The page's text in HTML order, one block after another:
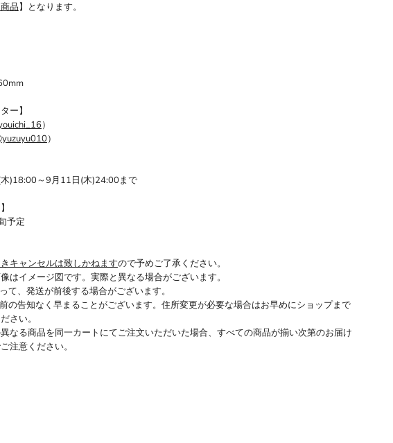
品】となります。
ー】
）
）
)18:00～9月11日(木)24:00まで
予定
キャンセルは致しかねますので予めご了承ください。
はイメージ図です。実際と異なる場合がございます。
て、発送が前後する場合がございます。
の告知なく早まることがございます。住所変更が必要な場合はお早めにショップまで
さい。
なる商品を同一カートにてご注文いただいた場合、すべての商品が揃い次第のお届け
注意ください。